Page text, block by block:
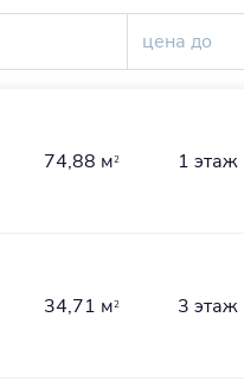
74,88 м2 1 этаж
34,71 м2 3 этаж